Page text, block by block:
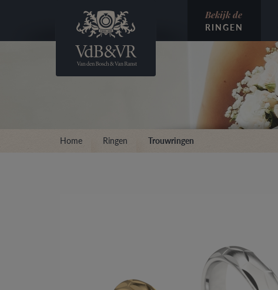
Bekijk de
RINGEN
Home Ringen Trouwringen